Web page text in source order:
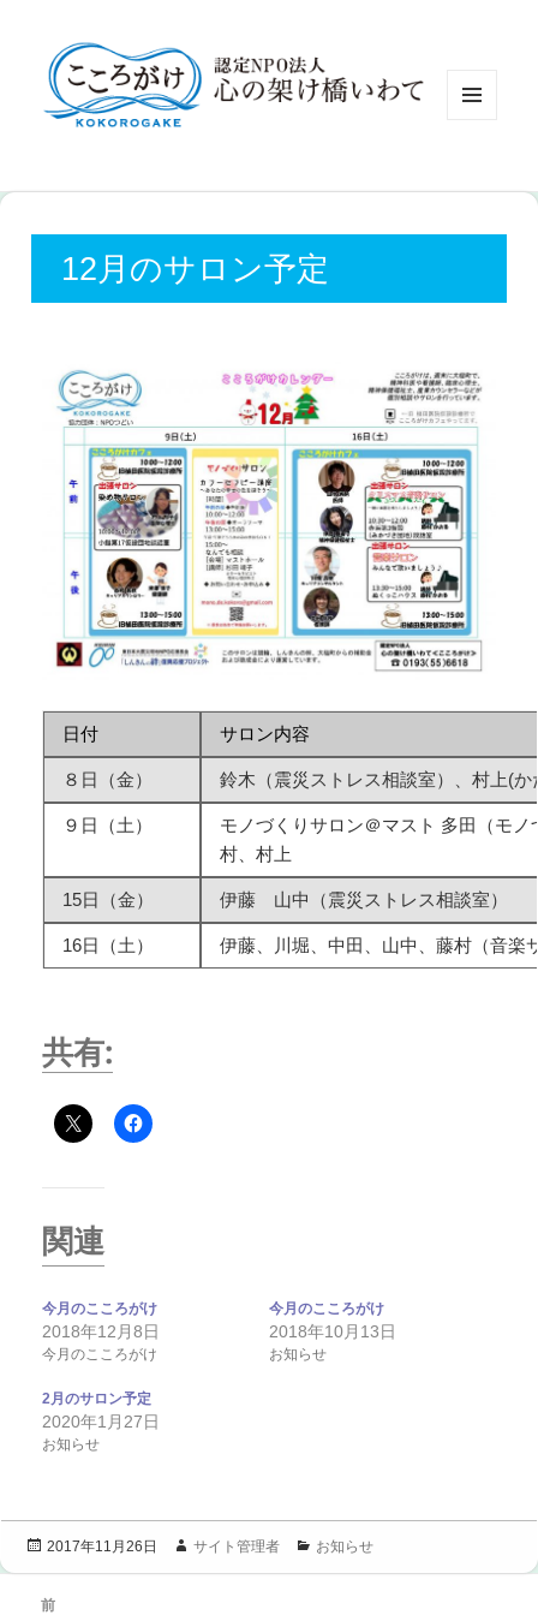
ット
12月のサロン予定
日付 サロン内容
８日（金） 鈴木（震災ストレス相談室）、村上(か
９日（土）
モノづくりサロン＠マスト 多田（モ
村、村上
15日（金） 伊藤 山中（震災ストレス相談室）
16日（土） 伊藤、川堀、中田、山中、藤村（音楽
共有:
関連
今月のこころがけ
2018年12月8日
今月のこころがけ
今月のこころがけ
2018年10月13日
お知らせ
2月のサロン予定
2020年1月27日
お知らせ
投
2017年11月26日
作
サイト管理者
カ
お知らせ
前